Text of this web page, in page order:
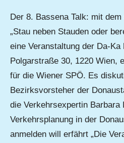
Matysek
Der 8. Bassena Talk: mit
„Stau neben Stauden oder
eine Veranstaltung der Da-Ka
Polgarstraße 30, 1220 Wien,
für die Wiener SPÖ. Es
Bezirksvorsteher der
die Verkehrsexpertin Barbara
Verkehrsplanung in der
anmelden will erfährt „Die